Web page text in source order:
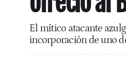
El mítico atacante
incorporación de uno